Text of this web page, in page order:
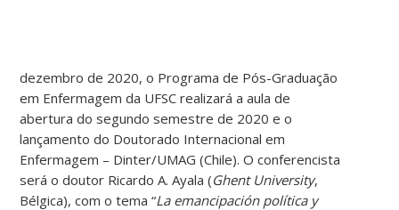
dezembro de 2020, o Programa de Pós-Graduação
em Enfermagem da UFSC realizará a aula de
abertura do segundo semestre de 2020 e o
lançamento do Doutorado Internacional em
Enfermagem – Dinter/UMAG (Chile). O conferencista
será o doutor Ricardo A. Ayala (Ghent University,
Bélgica), com o tema “La emancipación política y